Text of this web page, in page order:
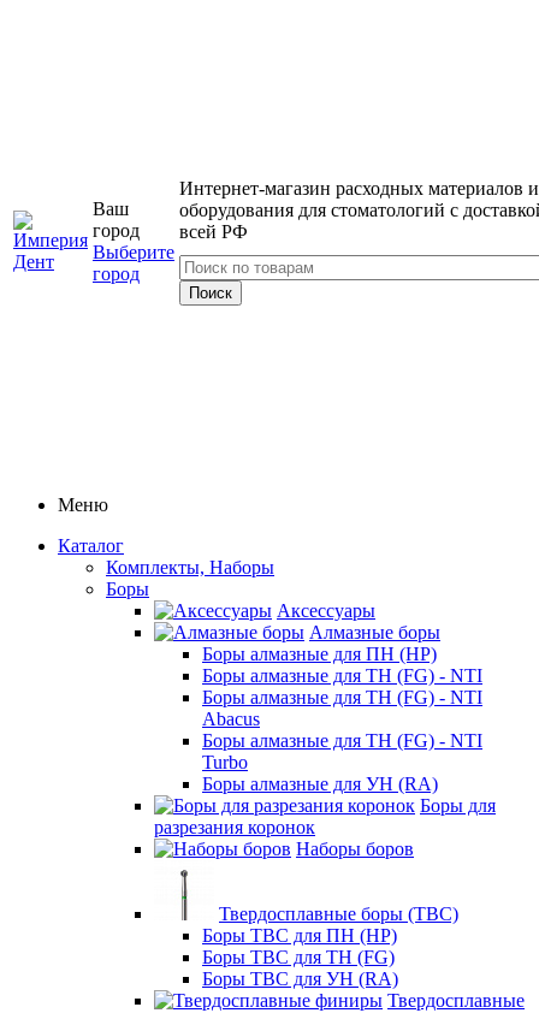
Ваш
город
Выберите
город
Интернет-магазин расходных материалов и
оборудования для стоматологий с
всей РФ
Меню
Каталог
Комплекты, Наборы
Боры
Аксессуары
Алмазные боры
Боры алмазные для ПН (HP)
Боры алмазные для ТН (FG) - NTI
Боры алмазные для ТН (FG) - NTI
Abacus
Боры алмазные для ТН (FG) - NTI
Turbo
Боры алмазные для УН (RA)
Боры для
разрезания коронок
Наборы боров
Твердосплавные боры (ТВС)
Боры ТВС для ПН (HP)
Боры ТВС для ТН (FG)
Боры ТВС для УН (RA)
Твердосплавные